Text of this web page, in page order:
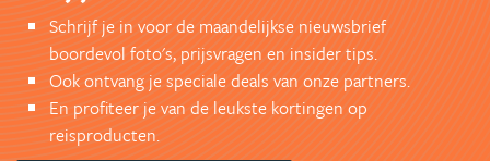
Schrijf je in voor de maandelijkse nieuwsbrief
boordevol foto's, prijsvragen en insider tips.
Ook ontvang je speciale deals van onze partners.
En profiteer je van de leukste kortingen op
reisproducten.